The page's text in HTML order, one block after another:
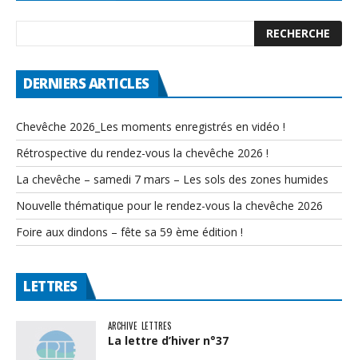
DERNIERS ARTICLES
Chevêche 2026_Les moments enregistrés en vidéo !
Rétrospective du rendez-vous la chevêche 2026 !
La chevêche – samedi 7 mars – Les sols des zones humides
Nouvelle thématique pour le rendez-vous la chevêche 2026
Foire aux dindons – fête sa 59 ème édition !
LETTRES
ARCHIVE LETTRES
La lettre d’hiver n°37